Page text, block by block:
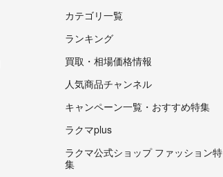
カテゴリ一覧
ランキング
買取・相場価格情報
人気商品チャンネル
キャンペーン一覧・おすすめ特集
ラクマplus
ラクマ公式ショップ ファッション特
集